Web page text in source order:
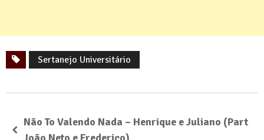
Sertanejo Universitário
Não To Valendo Nada – Henrique e Juliano (Part
João Neto e Frederico)